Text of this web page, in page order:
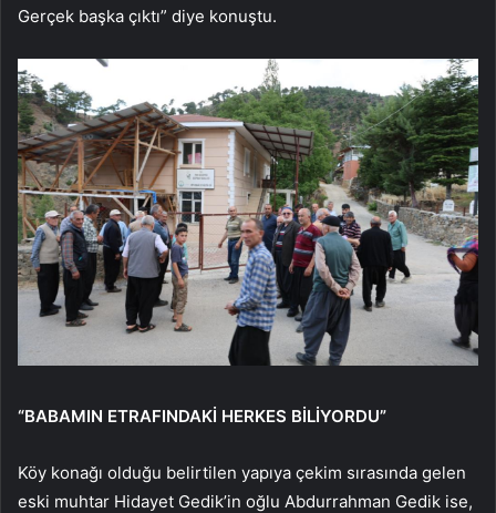
Gerçek başka çıktı” diye konuştu.
“BABAMIN ETRAFINDAKİ HERKES BİLİYORDU”
Köy konağı olduğu belirtilen yapıya çekim sırasında gelen
eski muhtar Hidayet Gedik’in oğlu Abdurrahman Gedik ise,